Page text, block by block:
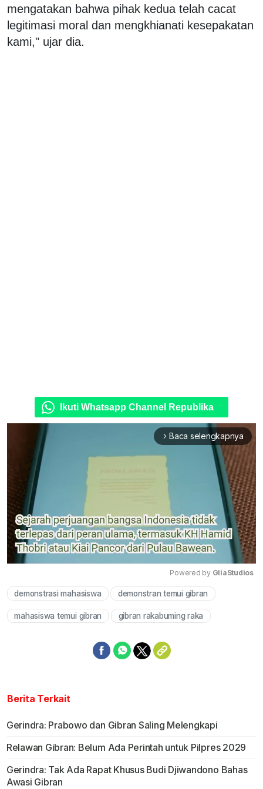
mengatakan bahwa pihak kedua telah cacat
legitimasi moral dan mengkhianati kesepakatan
kami," ujar dia.
Ikuti Whatsapp Channel Republika
arrow_forward_ios Baca selengkapnya
Mute
Powered by GliaStudios
demonstrasi mahasiswa demonstran temui gibran
mahasiswa temui gibran gibran rakabuming raka
Berita Terkait
Gerindra: Prabowo dan Gibran Saling Melengkapi
Relawan Gibran: Belum Ada Perintah untuk Pilpres 2029
Gerindra: Tak Ada Rapat Khusus Budi Djiwandono Bahas
Awasi Gibran